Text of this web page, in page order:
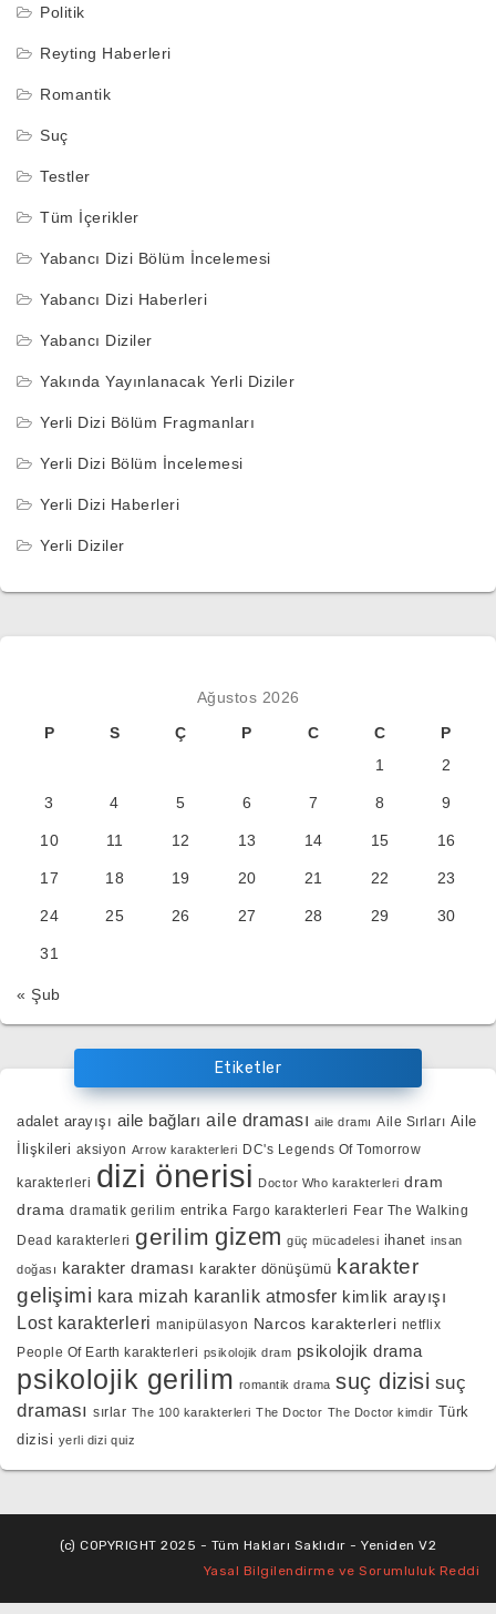
Politik
Reyting Haberleri
Romantik
Suç
Testler
Tüm İçerikler
Yabancı Dizi Bölüm İncelemesi
Yabancı Dizi Haberleri
Yabancı Diziler
Yakında Yayınlanacak Yerli Diziler
Yerli Dizi Bölüm Fragmanları
Yerli Dizi Bölüm İncelemesi
Yerli Dizi Haberleri
Yerli Diziler
Ağustos 2026
P
S Ç P C C
P
1
2
3 4 5 6 7 8 9
10 11 12 13 14 15 16
17 18 19 20 21 22 23
24 25 26 27 28 29 30
31
« Şub
Etiketler
adalet arayışı aile bağları aile draması aile dramı Aile Sırları Aile
İlişkileri aksiyon Arrow karakterleri DC's Legends Of Tomorrow
karakterleri dizi önerisi Doctor Who karakterleri dram
drama dramatik gerilim entrika Fargo karakterleri Fear The Walking
Dead karakterleri gerilim gizem güç mücadelesi ihanet insan
doğası karakter draması karakter dönüşümü karakter
gelişimi kara mizah karanlik atmosfer kimlik arayışı
Lost karakterleri manipülasyon Narcos karakterleri netflix
People Of Earth karakterleri psikolojik dram psikolojik drama
psikolojik gerilim romantik drama suç dizisi suç
draması sırlar The 100 karakterleri The Doctor The Doctor kimdir Türk
dizisi yerli dizi quiz
(c) COPYRIGHT 2025 - Tüm Hakları Saklıdır - Yeniden V2
Yasal Bilgilendirme ve Sorumluluk Reddi